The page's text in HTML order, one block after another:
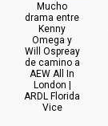
Mucho
drama entre
Kenny
Omega y
Will Ospreay
de camino a
AEW All In
London |
ARDL Florida
Vice